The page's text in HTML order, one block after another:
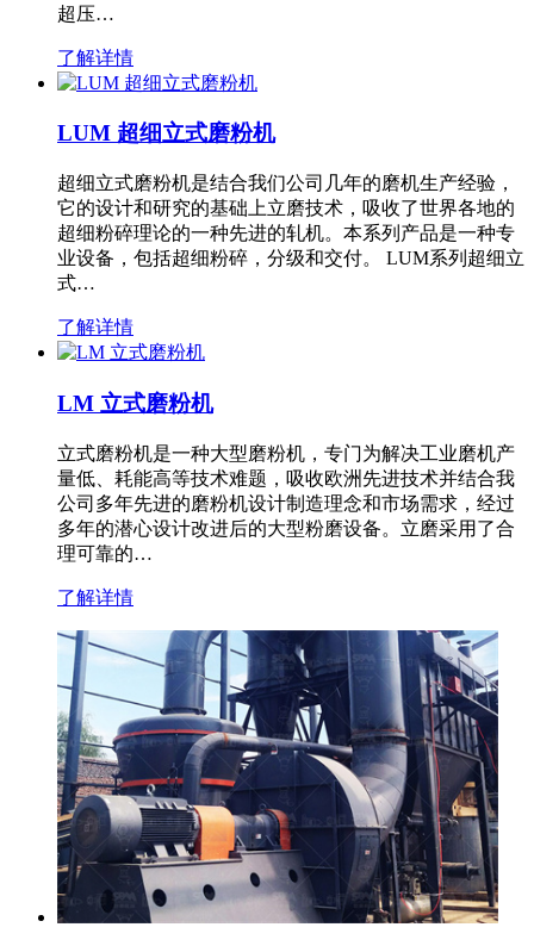
超压…
了解详情
LUM 超细立式磨粉机
超细立式磨粉机是结合我们公司几年的磨机生产经验，
它的设计和研究的基础上立磨技术，吸收了世界各地的
超细粉碎理论的一种先进的轧机。本系列产品是一种专
业设备，包括超细粉碎，分级和交付。 LUM系列超细立
式…
了解详情
LM 立式磨粉机
立式磨粉机是一种大型磨粉机，专门为解决工业磨机产
量低、耗能高等技术难题，吸收欧洲先进技术并结合我
公司多年先进的磨粉机设计制造理念和市场需求，经过
多年的潜心设计改进后的大型粉磨设备。立磨采用了合
理可靠的…
了解详情